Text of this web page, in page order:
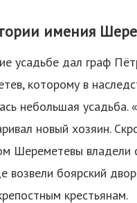
имения
усадьбе дал граф
которому в
небольшая усадьба.
новый хозяин.
Шереметевы владели
возвели боярский
крестьянам.